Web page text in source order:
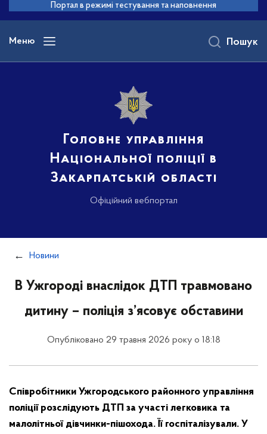
основного
вмісту
Портал в режимі тестування та наповнення
Меню
Головне управління
Національної поліції в
Закарпатській області
Офіційний вебпортал
Пошук
Новини
В Ужгороді внаслідок ДТП травмовано
дитину – поліція з’ясовує обставини
Опубліковано 29 травня 2026 року о 18:18
Співробітники Ужгородського районного управління
поліції розслідують ДТП за участі легковика та
малолітньої дівчинки-пішохода. Її госпіталізували. У